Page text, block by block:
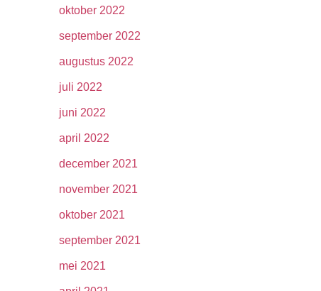
oktober 2022
september 2022
augustus 2022
juli 2022
juni 2022
april 2022
december 2021
november 2021
oktober 2021
september 2021
mei 2021